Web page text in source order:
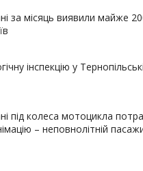
за місяць виявили майже
інспекцію у
під колеса мотоцикла
– неповнолітній